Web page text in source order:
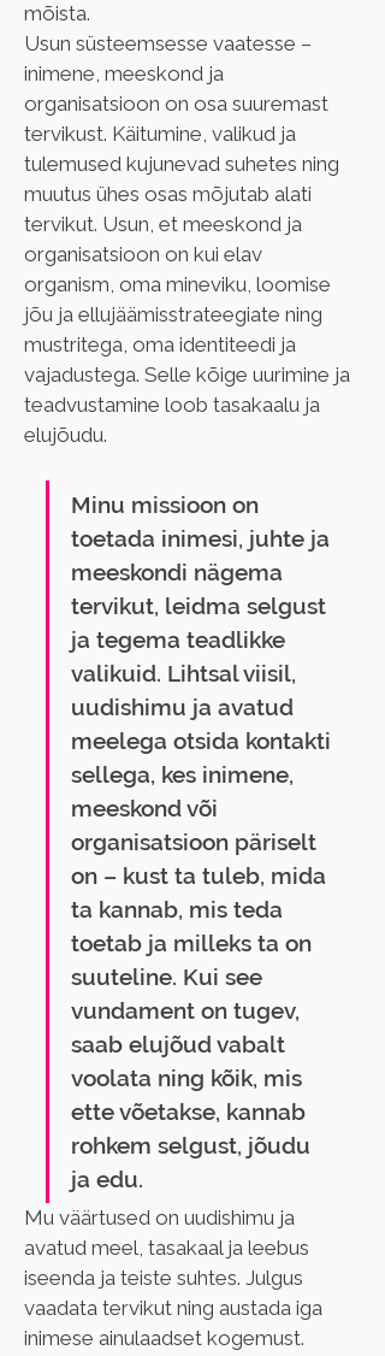
mõista.
Usun süsteemsesse vaatesse –
inimene, meeskond ja
organisatsioon on osa suuremast
tervikust. Käitumine, valikud ja
tulemused kujunevad suhetes ning
muutus ühes osas mõjutab alati
tervikut. Usun, et meeskond ja
organisatsioon on kui elav
organism, oma mineviku, loomise
jõu ja ellujäämisstrateegiate ning
mustritega, oma identiteedi ja
vajadustega. Selle kõige uurimine ja
teadvustamine loob tasakaalu ja
elujõudu.
Minu missioon on
toetada inimesi, juhte ja
meeskondi nägema
tervikut, leidma selgust
ja tegema teadlikke
valikuid. Lihtsal viisil,
uudishimu ja avatud
meelega otsida kontakti
sellega, kes inimene,
meeskond või
organisatsioon päriselt
on – kust ta tuleb, mida
ta kannab, mis teda
toetab ja milleks ta on
suuteline. Kui see
vundament on tugev,
saab elujõud vabalt
voolata ning kõik, mis
ette võetakse, kannab
rohkem selgust, jõudu
ja edu.
Mu väärtused on uudishimu ja
avatud meel, tasakaal ja leebus
iseenda ja teiste suhtes. Julgus
vaadata tervikut ning austada iga
inimese ainulaadset kogemust.